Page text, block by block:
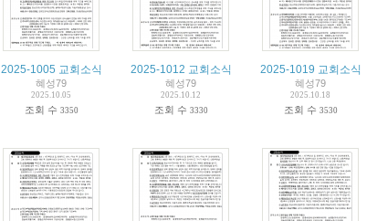
2025-1005 교회소식
혜성79
2025.10.05
조회 수 3350
2025-1012 교회소식
혜성79
2025.10.12
조회 수 3330
2025-1019 교회소식
혜성79
2025.10.18
조회 수 3530